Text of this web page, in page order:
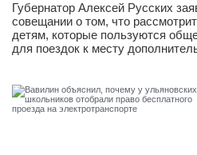
Губернатор Алексей Русских
совещании о том, что
детям, которые пользуются
для поездок к месту